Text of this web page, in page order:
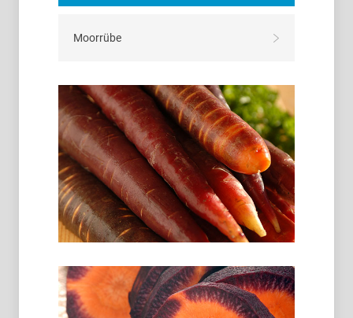
Moorrübe